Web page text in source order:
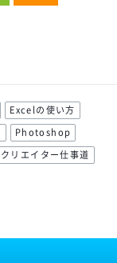
Excelの使い方
Photoshop
クリエイター仕事道